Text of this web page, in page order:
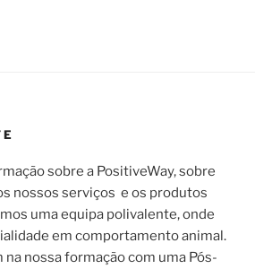
sobre a PositiveWay, sobre
nossos serviços e os produtos
uma equipa polivalente, onde
em comportamento animal.
nossa formação com uma Pós-